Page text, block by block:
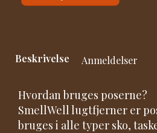
Beskrivelse Anmeldelser
Hvordan bruges poserne?
SmellWell lugtfjerner er
bruges i alle typer sko,